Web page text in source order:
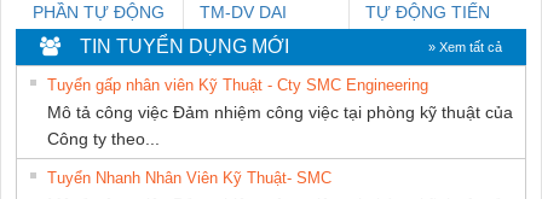
PHẦN TỰ ĐỘNG
TIẾN HƯNG
TM-DV DAI
DONG THANH
TỰ ĐỘNG TIẾN
TIN TUYỂN DỤNG MỚI » Xem tất cả
Tuyển gấp nhân viên Kỹ Thuật - Cty SMC Engineering
Mô tả công việc Đảm nhiệm công việc tại phòng kỹ thuật của
Công ty theo...
Tuyển Nhanh Nhân Viên Kỹ Thuật- SMC